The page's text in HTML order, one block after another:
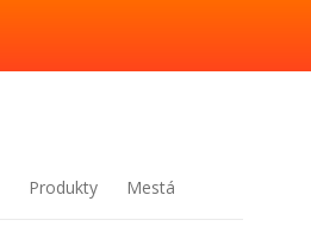
Produkty Mestá